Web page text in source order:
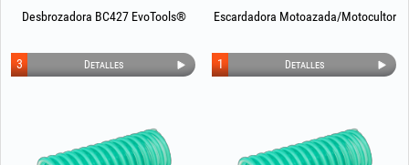
Desbrozadora BC427 EvoTools®
Detalles
3
Escardadora Motoazada/Motocultor
Detalles
1